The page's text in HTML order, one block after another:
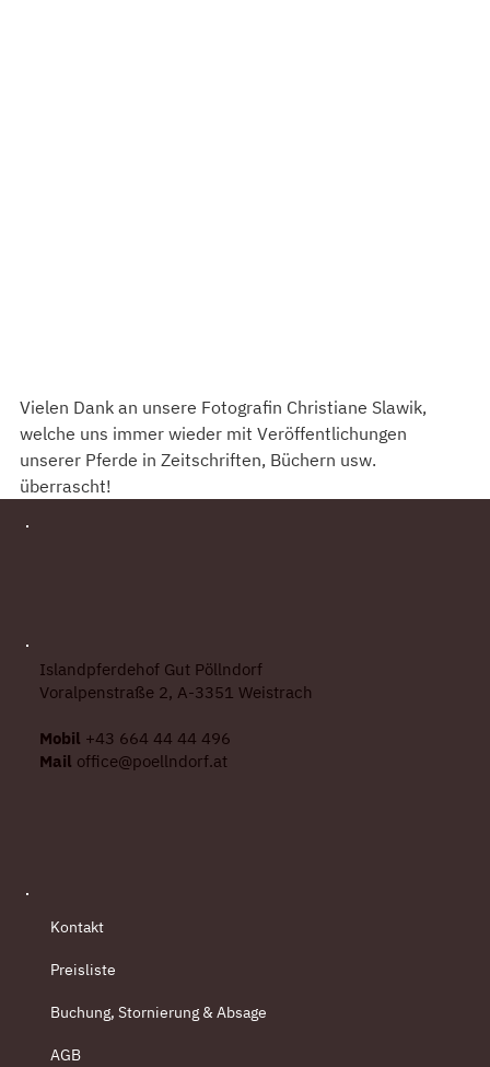
Vielen Dank an unsere Fotografin Christiane Slawik,
welche uns immer wieder mit Veröffentlichungen
unserer Pferde in Zeitschriften, Büchern usw.
überrascht!
Islandpferdehof Gut Pöllndorf
Voralpenstraße 2, A-3351 Weistrach
Mobil +43 664 44 44 496
Mail office@poellndorf.at
Kontakt
Preisliste
Buchung, Stornierung & Absage
AGB